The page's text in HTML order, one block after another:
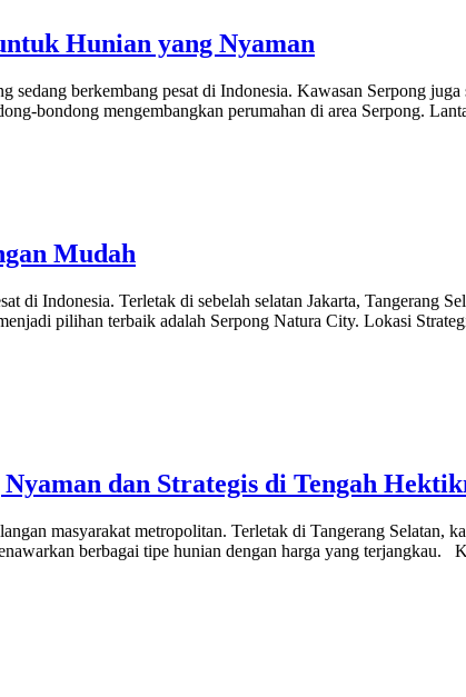
Hunian yang Nyaman
sedang berkembang pesat di Indonesia. Kawasan Serpong
bondong mengembangkan perumahan di area Serpong.
Mudah
di Indonesia. Terletak di sebelah selatan Jakarta, Tangerang
pilihan terbaik adalah Serpong Natura City. Lokasi
dan Strategis di Tengah
masyarakat metropolitan. Terletak di Tangerang Selatan,
berbagai tipe hunian dengan harga yang terjangkau.